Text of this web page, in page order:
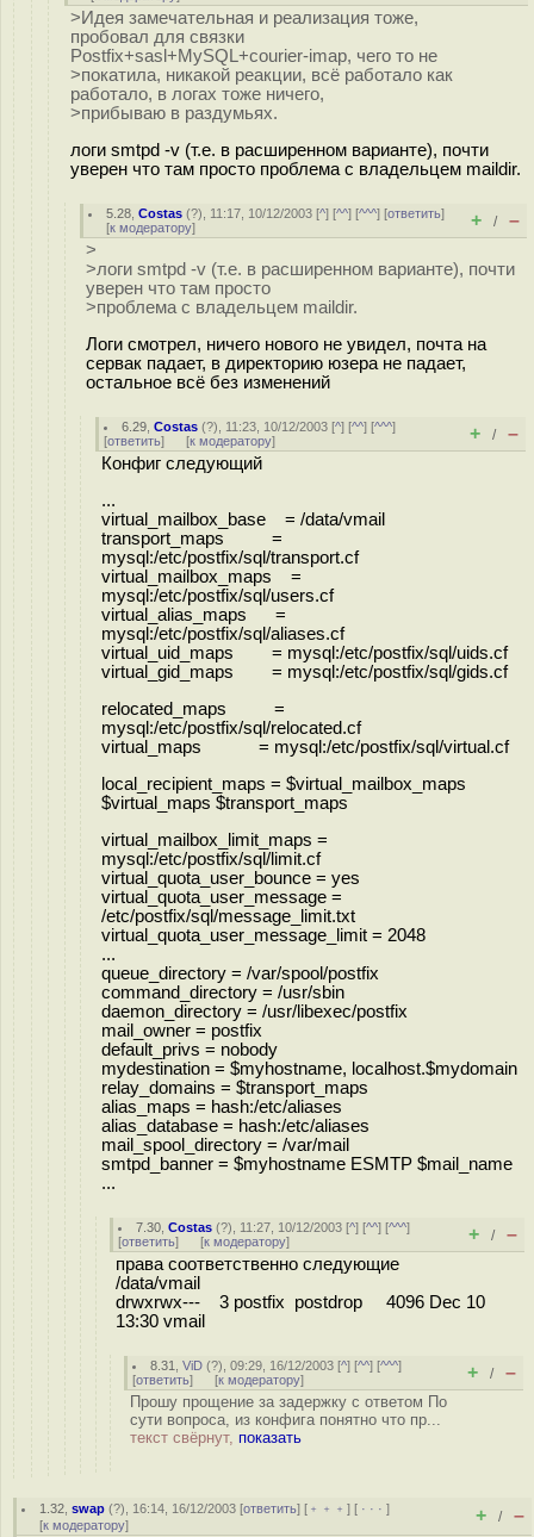
>Идея замечательная и реализация тоже,
пробовал для связки
Postfix+sasl+MySQL+courier-imap, чего то не
>покатила, никакой реакции, всё работало как
работало, в логах тоже ничего,
>прибываю в раздумьях.
логи smtpd -v (т.е. в расширенном варианте), почти
уверен что там просто проблема с владельцем maildir.
5.28 ,Costas (?), 11:17, 10/12/2003 [^] [^^] [^^^] [ответить]
[к модератору] + / –
>
>логи smtpd -v (т.е. в расширенном варианте), почти
уверен что там просто
>проблема с владельцем maildir.
Логи смотрел, ничего нового не увидел, почта на
сервак падает, в директорию юзера не падает,
остальное всё без изменений
6.29 ,Costas (?), 11:23, 10/12/2003 [^] [^^] [^^^]
[ответить] [к модератору] + / –
Конфиг следующий
...
virtual_mailbox_base = /data/vmail
transport_maps =
mysql:/etc/postfix/sql/transport.cf
virtual_mailbox_maps =
mysql:/etc/postfix/sql/users.cf
virtual_alias_maps =
mysql:/etc/postfix/sql/aliases.cf
virtual_uid_maps = mysql:/etc/postfix/sql/uids.cf
virtual_gid_maps = mysql:/etc/postfix/sql/gids.cf
relocated_maps =
mysql:/etc/postfix/sql/relocated.cf
virtual_maps = mysql:/etc/postfix/sql/virtual.cf
local_recipient_maps = $virtual_mailbox_maps
$virtual_maps $transport_maps
virtual_mailbox_limit_maps =
mysql:/etc/postfix/sql/limit.cf
virtual_quota_user_bounce = yes
virtual_quota_user_message =
/etc/postfix/sql/message_limit.txt
virtual_quota_user_message_limit = 2048
...
queue_directory = /var/spool/postfix
command_directory = /usr/sbin
daemon_directory = /usr/libexec/postfix
mail_owner = postfix
default_privs = nobody
mydestination = $myhostname, localhost.$mydomain
relay_domains = $transport_maps
alias_maps = hash:/etc/aliases
alias_database = hash:/etc/aliases
mail_spool_directory = /var/mail
smtpd_banner = $myhostname ESMTP $mail_name
...
7.30 ,Costas (?), 11:27, 10/12/2003 [^] [^^] [^^^]
[ответить] [к модератору] + / –
права соответственно следующие
/data/vmail
drwxrwx--- 3 postfix postdrop 4096 Dec 10
13:30 vmail
8.31 ,ViD (?), 09:29, 16/12/2003 [^] [^^] [^^^]
[ответить] [к модератору] + / –
Прошу прощение за задержку с ответом По
сути вопроса, из конфига понятно что пр...
текст свёрнут, показать
1.32 ,swap (?), 16:14, 16/12/2003 [ответить] [ ﹢﹢﹢] [ · · ·]
[к модератору] + / –